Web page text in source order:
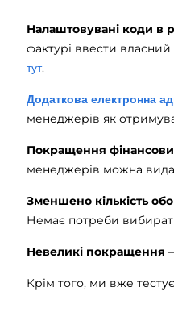
Налаштовувані коди в
фактурі ввести
тут.
Додаткова електронна
менеджерів як
Покращення
менеджерів можна
Зменшено кількість
Немає потреби вибирати
Невеликі покращення
Крім того, ми вже